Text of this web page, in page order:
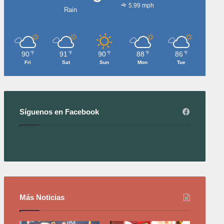
Rain
5.99 mph
90 ℉
Fri
91 ℉
Sat
90 ℉
Sun
88 ℉
Mon
86 ℉
Tue
Síguenos en Facebook
Más Noticias